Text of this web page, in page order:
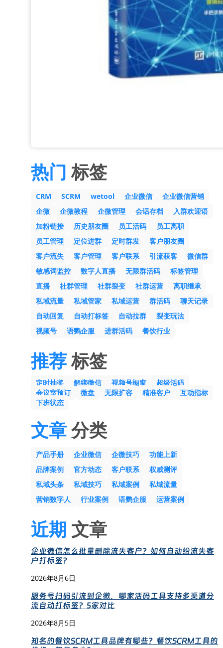
热门 标签
CRM SCRM wetool 企业微信
企业微信营销
企微
企微教程 企微管理 会话存档
入群欢迎语
加粉链接
历史朋友圈 员工活码
员工离职
员工管理
定位进群 定时群发
客户朋友圈
客户流失
客户管理 客户联系 引流获客
微信群
敏感词监控
数字人直播 无限群活码
标签管理
直播
社群管理 社群裂变 社群运营
离职继承
私域流量
私域管家 私域运营 群活码
聊天记录
自动回复
自动打标签 自动拉群
裂变玩法
视频号
语鹦企服 进群活码 餐饮行业
推荐标签
定时抽奖 解绑微信 视频号橱窗
超级活码
会议室预订
微盘 无限扩容 精准客户
互动指标
下班状态
文章分类
产品手册 企业微信 企微技巧
功能上新
品牌案例
官方动态 客户联系
权威测评
私域头条
私域技巧 私域案例
私域流量
营销数字人
行业案例 语鹦企服 运营案例
近期 文章
企业微信怎么批量删除流失客户？如何自动给流失客
户打标签？
2026年8月6日
服务号扫码引流到企微，哪家活码工具支持多渠道分
流自动打标签？5家对比
2026年8月5日
知名的餐饮SCRM工具品牌有哪些？餐饮SCRM工具的